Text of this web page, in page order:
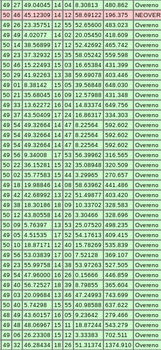
49 27 49.04045 14 04 8.30813 480.862
Overeno
50 46 45.12309 14 12 58.69122 196.375
49 26 23.35751 12 55 52.65600 483.023
Overeno
49 49 4.02077 14 02 20.05450 418.609
Overeno
50 14 38.56899 17 12 52.42692 465.742
Overeno
49 23 37.32932 15 35 58.05242 559.598
Overeno
50 46 15.22493 15 03 16.65384 431.399
Overeno
50 29 41.92263 13 38 59.69078 403.446
Overeno
49 01 8.38142 15 05 39.56848 648.030
Overeno
50 21 35.68045 16 09 12.57988 431.348
Overeno
49 33 13.62272 16 04 14.83374 649.756
Overeno
49 37 43.50409 17 24 16.86317 334.303
Overeno
49 54 49.32664 14 47 8.22564 592.602
Overeno
49 54 49.32664 14 47 8.22564 592.602
Overeno
49 54 49.32664 14 47 8.22564 592.602
Overeno
49 56 9.34008 17 53 56.39962 316.565
Overeno
50 22 36.15281 15 32 35.08948 320.509
Overeno
50 02 35.77583 15 44 3.29965 270.657
Overeno
49 18 19.98846 14 08 58.63962 441.486
Overeno
49 42 42.68992 13 22 51.49877 403.420
Overeno
49 38 18.30186 18 09 10.33702 328.583
Overeno
50 12 43.80558 14 26 3.30466 328.696
Overeno
50 09 5.76397 13 53 25.07520 498.235
Overeno
49 05 4.51535 17 52 54.17613 409.415
Overeno
50 10 18.87171 12 40 15.78269 535.839
Overeno
49 56 53.03839 17 00 7.52128 369.107
Overeno
49 23 55.99758 14 38 53.97263 527.505
Overeno
49 54 47.96000 16 26 0.15666 446.859
Overeno
49 40 56.72527 18 39 8.79855 365.604
Overeno
49 03 20.09684 13 46 47.24993 743.699
Overeno
50 40 5.74298 15 55 40.98588 637.622
Overeno
48 49 43.60157 16 05 9.23642 279.466
Overeno
49 48 48.06967 15 11 18.87244 543.279
Overeno
49 06 26.23308 15 12 3.33383 702.511
Overeno
49 32 46.28434 18 26 51.31374 1374.910 Overeno